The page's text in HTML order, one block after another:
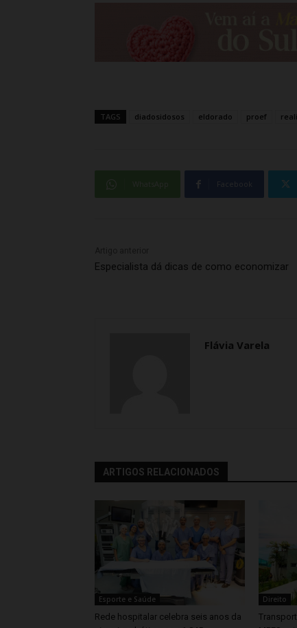
TAGS diadosidosos eldorado proef
Facebook
Especialista dá dicas de como economizar
Flávia Varela
ARTIGOS RELACIONADOS
Esporte e Saúde
Rede hospitalar celebra seis anos da
Direito